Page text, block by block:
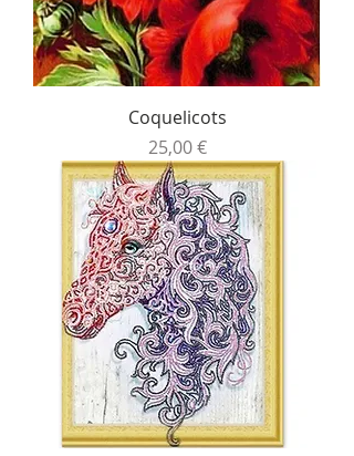
Coquelicots
Prix
25,00 €